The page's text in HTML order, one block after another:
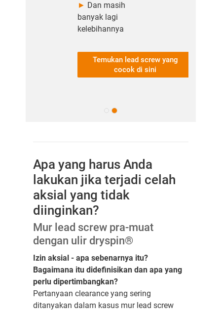
► Dan masih
banyak lagi
kelebihannya
Temukan lead screw yang
cocok di sini
Apa yang harus Anda
lakukan jika terjadi celah
aksial yang tidak
diinginkan?
Mur lead screw pra-muat
dengan ulir dryspin®
Izin aksial - apa sebenarnya itu?
Bagaimana itu didefinisikan dan apa yang
perlu dipertimbangkan?
Pertanyaan clearance yang sering
ditanyakan dalam kasus mur lead screw